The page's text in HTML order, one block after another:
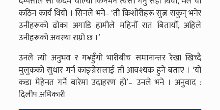
कठिन कार्य थियो । सिनले भने– ‘ती किशोरीहरू सुत्न सकुन् भनेर
उनीहरूको ढोका अगाडि हामीले महिनौँ रात बितायौँ, अहिले
उनीहरूको अवस्था राम्रो छ ।’
उनले त्यो अनुभव र ग¥हुँगो भारीबीच समानान्तर रेखा खिच्दै
मुलुकको सुधार गर्न काङ्ग्रेसलाई ती आवश्यक हुने बताए । ‘यो
कडा मेहेनत गर्ने बारेमा उदाहरण हो’– उनले भने । अनुवाद :
दिलीप अधिकारी